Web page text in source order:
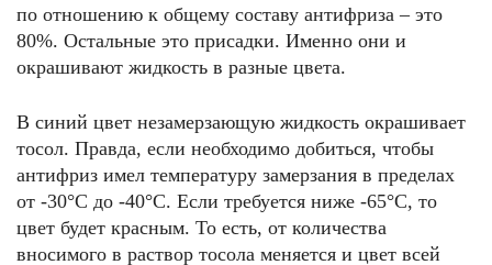
по отношению к общему составу антифриза – это
80%. Остальные это присадки. Именно они и
окрашивают жидкость в разные цвета.
В синий цвет незамерзающую жидкость окрашивает
тосол. Правда, если необходимо добиться, чтобы
антифриз имел температуру замерзания в пределах
от -30°С до -40°С. Если требуется ниже -65°С, то
цвет будет красным. То есть, от количества
вносимого в раствор тосола меняется и цвет всей